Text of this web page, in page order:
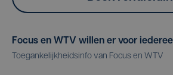
Focus en WTV willen er voor
Toegankelijkheidsinfo van Focus en WTV